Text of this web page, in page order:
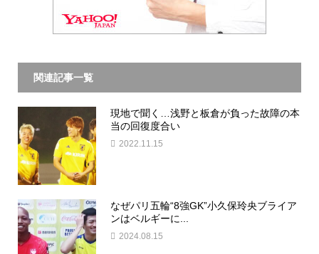
関連記事一覧
現地で聞く…浅野と板倉が負った故障の本
当の回復度合い
2022.11.15
なぜパリ五輪“8強GK”小久保玲央ブライア
ンはベルギーに...
2024.08.15